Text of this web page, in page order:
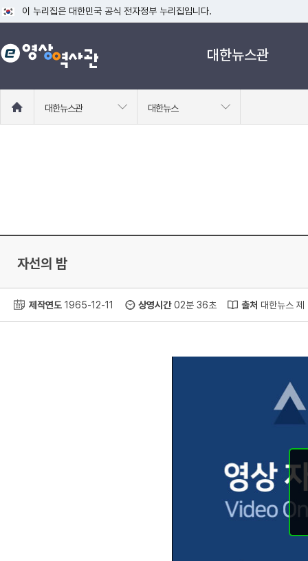
이 누리집은 대한민국 공식 전자정부 누리집입니다.
공식 누리집 주소 확인하기
go.kr 주소를 사용하는 누리집은 대한민국 정부기관이 관리하는 누리집입니
대한뉴스관
로
대한뉴스관 대한뉴스
자선의 밤
제작연도 1965-12-11 상영시간02분 36초 출처 대한뉴스